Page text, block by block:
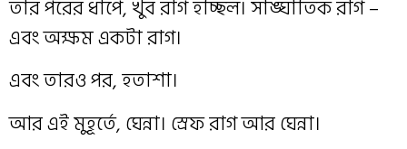
তার পরের ধাপে, খুব রাগ হচ্ছিল। সাঙ্ঘাতিক রাগ –
এবং অক্ষম একটা রাগ।
এবং তারও পর, হতাশা।
আর এই মুহূর্তে, ঘেন্না। স্রেফ রাগ আর ঘেন্না।